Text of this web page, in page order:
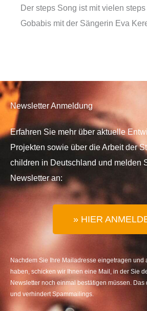
Der steps Song ist mit vielen
Gobabis mit der Sängerin Eva
Newsletter Anmeldung
Erfahren Sie mehr über aktuelle
Projekten sowie über die Arbeit der
children in Deutschland und melden
Newsletter an:
» HIER
Nachdem Sie Ihre Mailadresse eingetragen und
haben, schicken wir Ihnen eine Mail, in der Sie
Newsletter noch einmal bestätigen müssen.
und verhindert Spammailings.